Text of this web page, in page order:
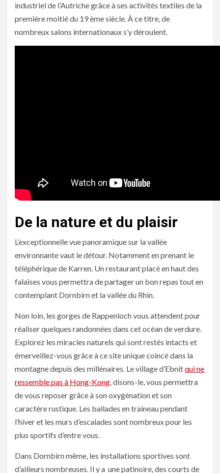
industriel de l’Autriche grâce à ses activités textiles de la
première moitié du 19 ème siècle. À ce titre, de
nombreux salons internationaux s’y déroulent.
De la nature et du plaisir
L’exceptionnelle vue panoramique sur la vallée
environnante vaut le détour. Notamment en prenant le
téléphérique de Karren. Un restaurant placé en haut des
falaises vous permettra de partager un bon repas tout en
contemplant Dornbirn et la vallée du Rhin.
Non loin, les gorges de Rappenloch vous attendent pour
réaliser quelques randonnées dans cet océan de verdure.
Explorez les miracles naturels qui sont restés intacts et
émerveillez-vous grâce à ce site unique coincé dans la
montagne depuis des millénaires. Le village d’Ebnitqui ne
ressemble pas à Hong-Kong, disons-le, vous permettra
de vous reposer grâce à son oxygénation et son
caractère rustique. Les ballades en traineau pendant
l’hiver et les murs d’escalades sont nombreux pour les
plus sportifs d’entre vous.
Dans Dornbirn même, les installations sportives sont
d’ailleurs nombreuses. Il y a une patinoire, des courts de